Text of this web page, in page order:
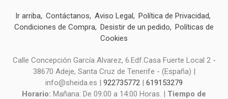
Ir arriba Contáctanos Aviso Legal
Política de Privacidad
Condiciones de Compra Desistir de un pedido
Políticas de
Cookies
Calle Concepción García Alvarez, 6.Edf.Casa Fuerte Local 2 -
38670 Adeje, Santa Cruz de Tenerife - (España) |
info@sheida.es | 922735772 | 619153279
Horario: Mañana: De 09:00 a 14:00 Horas. | Tiempo de